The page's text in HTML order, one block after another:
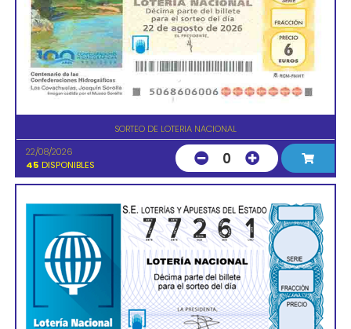
SORTEO DE LOTERIA NACIONAL
22/08/2026
45 DISPONIBLES 0